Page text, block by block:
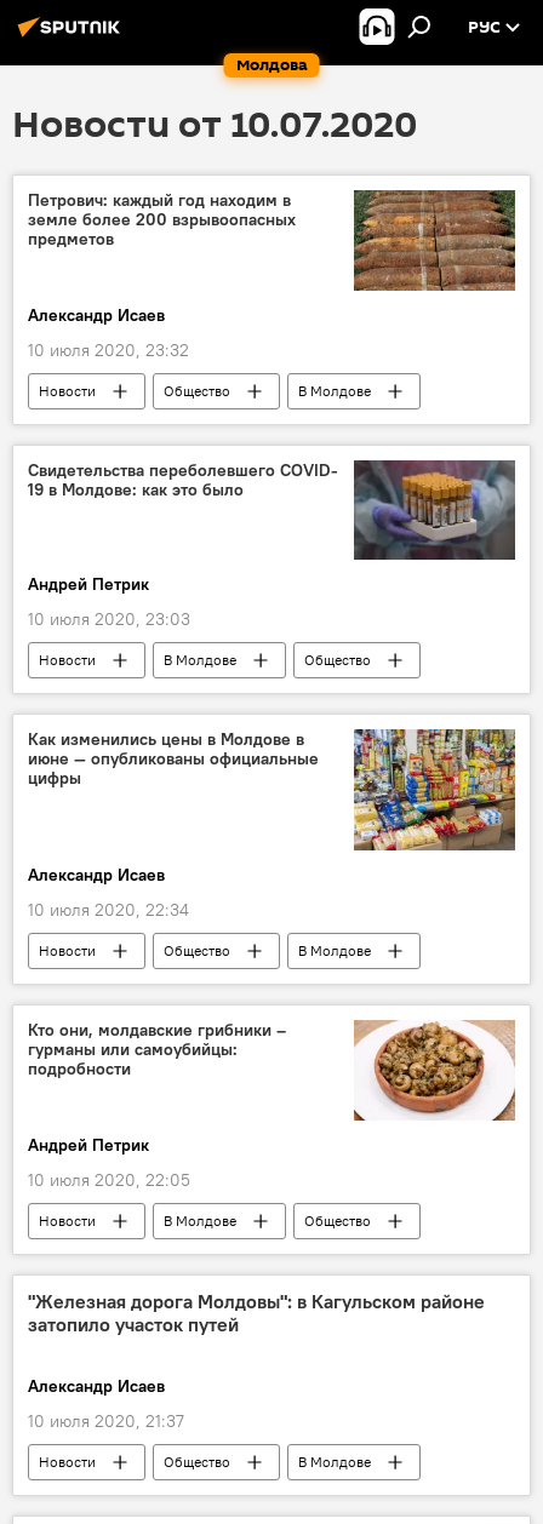
Молдова
РУС
Новости от 10.07.2020
Петрович: каждый год находим в
земле более 200 взрывоопасных
предметов
Александр Исаев
10 июля 2020, 23:32
Новости Общество
В Молдове
снаряды
Свидетельства переболевшего COVID-
19 в Молдове: как это было
Андрей Петрик
10 июля 2020, 23:03
Новости В Молдове
Общество
заболеваемость
болезнь
случаи
Молдова
Коронавирус
Как изменились цены в Молдове в
июне — опубликованы официальные
цифры
Александр Исаев
10 июля 2020, 22:34
Новости Общество
В Молдове
цены
Кто они, молдавские грибники –
гурманы или самоубийцы:
подробности
Андрей Петрик
10 июля 2020, 22:05
Новости В Молдове
Общество
грибы
Молдова
опасность
вред
"Железная дорога Молдовы": в Кагульском районе
затопило участок путей
Александр Исаев
10 июля 2020, 21:37
Новости Общество
В Молдове
Железная дорога Молдовы
наводнение